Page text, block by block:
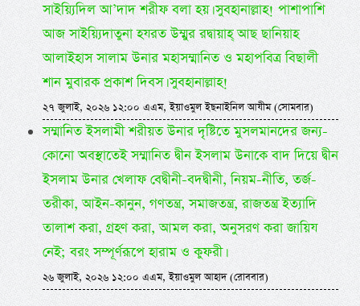
সাইয়্যিদিল আ’দাদ শরীফ বলা হয়। সুবহানাল্লাহ! পাশাপাশি
আজ সাইয়্যিদাতুনা হযরত উম্মুর রদ্বায়াহ্ আছ ছানিয়াহ
আলাইহাস সালাম উনার মহাসম্মানিত ও মহাপবিত্র বিছালী
শান মুবারক প্রকাশ দিবস। সুবহানাল্লাহ!
২৭ জুলাই, ২০২৬ ১২:০০ এএম, ইয়াওমুল ইছনাইনিল আযীম (সোমবার)
সম্মানিত ইসলামী শরীয়ত উনার দৃষ্টিতে মুসলমানদের জন্য-
কোনো অবস্থাতেই সম্মানিত দ্বীন ইসলাম উনাকে বাদ দিয়ে দ্বীন
ইসলাম উনার খেলাফ বেদ্বীনী-বদদ্বীনী, নিয়ম-নীতি, তর্জ-
তরীকা, আইন-কানুন, গণতন্ত্র, সমাজতন্ত্র, রাজতন্ত্র ইত্যাদি
তালাশ করা, গ্রহণ করা, আমল করা, অনুসরণ করা জায়িয
নেই; বরং সম্পূর্ণরূপে হারাম ও কুফরী।
২৬ জুলাই, ২০২৬ ১২:০০ এএম, ইয়াওমুল আহাদ (রোববার)